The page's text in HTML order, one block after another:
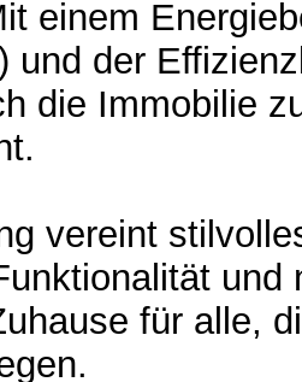
einem
und der
die Immobilie
vereint
und
für alle,